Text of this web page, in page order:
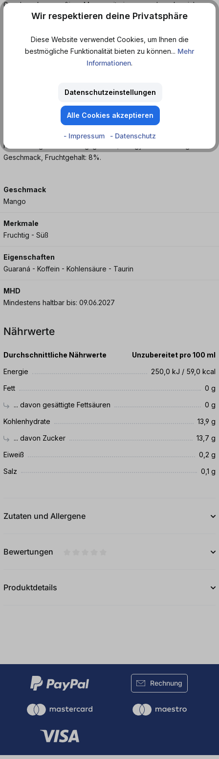
Geschmack von saftiger Mango mit einem geschmacksreichen
Power Boost. Dank dieser unvergleichlichen Kombination aus
Rockstar Juiced EL Mango mexikanisches Flair und
Lebensfreude nach Hause. Dieser Energy Drink ist angereichert
mit Guaraná, Gingseng, B-Vitaminen und schenkt dir so die Kraft,
Dank der leichten und handlichen Dose kannst du deinen
Rockstar Energy Drink immer und überall genießen.
Kühl und trocken aufbewahren. 31,00 mg Koffein pro 100 (ml/mg).
Koffeinhaltiges Erfrischungsgetränk/Energydrink mit Mango-
Geschmack, Fruchtgehalt: 8%.
Geschmack
Mango
Merkmale
Fruchtig - Süß
Eigenschaften
Guaraná - Koffein - Kohlensäure - Taurin
MHD
Mindestens haltbar bis: 09.06.2027
Nährwerte
Durchschnittliche Nährwerte
Unzubereitet pro 100 ml
Energie
250,0 kJ / 59,0 kcal
Fett
0 g
... davon gesättigte Fettsäuren
0 g
Kohlenhydrate
13,9 g
... davon Zucker
13,7 g
Eiweiß
0,2 g
Salz
0,1 g
Zutaten und Allergene
Bewertungen
Produktdetails
Rechnung
Wir respektieren deine Privatsphäre
Diese Website verwendet Cookies, um Ihnen die
bestmögliche Funktionalität bieten zu können... Mehr
Informationen.
Datenschutzeinstellungen
Alle Cookies akzeptieren
- Impressum - Datenschutz